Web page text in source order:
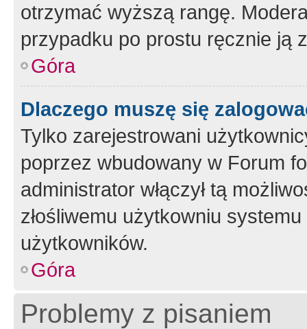
otrzymać wyższą rangę.
przypadku po prostu ręcznie ją
Góra
Dlaczego muszę się
Tylko zarejestrowani
poprzez wbudowany w Forum
administrator włączył tą
złośliwemu użytkowniu
użytkowników.
Góra
Problemy z pisaniem